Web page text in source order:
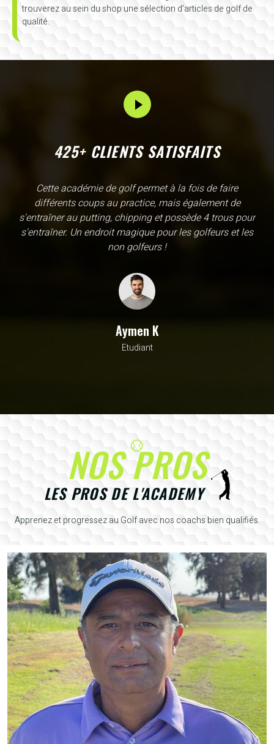
trouverez au sein du shop une sélection d’articles de golf de
qualité.
425+ CLIENTS SATISFAITS
L'Academy de Gammarth comme son nom l'indique est
une école, en fait c'est un practice exceptionnel. il y a
évidemment un pratique classic sur tapis mais aussi
un sur herbe, des zones pour le chipping, les bumqers...
Vous y avez pensé, c'est à l'academy. Il n'y a pas assez
beauté de ce site
NOS PROS
LES PROS DE L'ACADEMY
Apprenez et progressez au Golf avec nos coachs bien qualifiés.